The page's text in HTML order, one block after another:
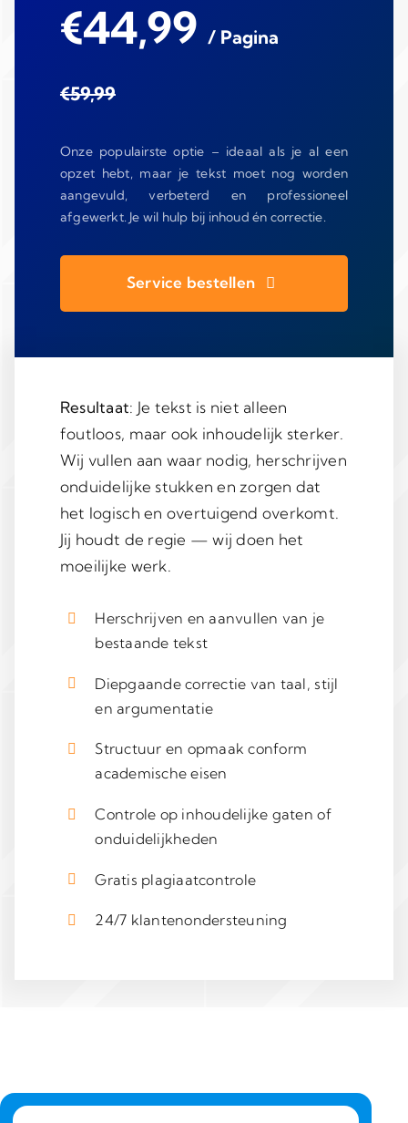
€44,99 / Pagina
€59,99
Onze populairste optie – ideaal als je al een
opzet hebt, maar je tekst moet nog worden
aangevuld, verbeterd en professioneel
afgewerkt. Je wil hulp bij inhoud én correctie.
Service bestellen
Resultaat: Je tekst is niet alleen
foutloos, maar ook inhoudelijk sterker.
Wij vullen aan waar nodig, herschrijven
onduidelijke stukken en zorgen dat
het logisch en overtuigend overkomt.
Jij houdt de regie — wij doen het
moeilijke werk.
Herschrijven en aanvullen van je
bestaande tekst
Diepgaande correctie van taal, stijl
en argumentatie
Structuur en opmaak conform
academische eisen
Controle op inhoudelijke gaten of
onduidelijkheden
Gratis plagiaatcontrole
24/7 klantenondersteuning